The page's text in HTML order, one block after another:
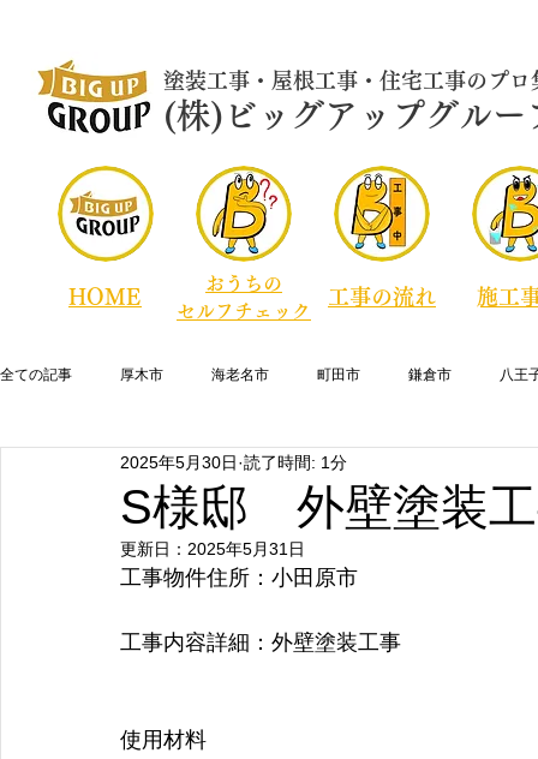
HOME
塗装工事・屋根工事・住宅工事のプロ
​​​(株)ビッグアップグルー
おうちの
セルフチェック
​工事の流れ 施工
全ての記事 厚木市 海老名市 町田市 鎌倉市 八王
逗子市 藤沢市 寒川町
磯子区 都筑区 瀬谷区
S様邸 外壁塗装
2025年5月30日 読了時間: 1分
更新日： 2025年5月31日
工事物件住所：小田原市
工事内容詳細：外壁塗装工事
使用材料